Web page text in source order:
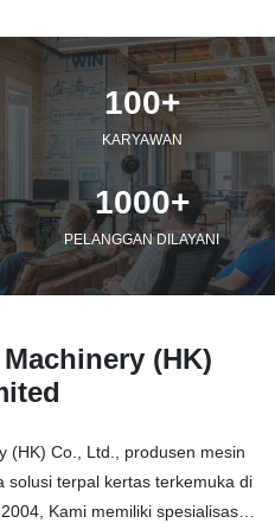
100+
KARYAWAN
1000+
PELANGGAN DILAYANI
(HK)
(HK) Co., Ltd., produsen mesin
solusi terpal kertas terkemuka di
Kami memiliki spesialisasi